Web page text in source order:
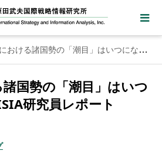
諸国勢の「潮目」はいつになるのか（IISIA研究員レポート Vol.13）
国勢の「潮目」はいつ
研究員レポート